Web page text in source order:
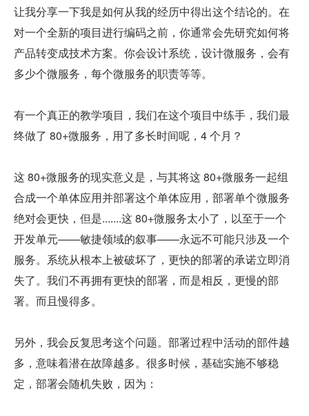
让我分享一下我是如何从我的经历中得出这个结论的。在
对一个全新的项目进行编码之前，你通常会先研究如何将
产品转变成技术方案。你会设计系统，设计微服务，会有
多少个微服务，每个微服务的职责等等。
有一个真正的教学项目，我们在这个项目中练手，我们最
终做了 80+微服务，用了多长时间呢，4 个月？
这 80+微服务的现实意义是，与其将这 80+微服务一起组
合成一个单体应用并部署这个单体应用，部署单个微服务
绝对会更快，但是.......这 80+微服务太小了，以至于一个
开发单元——敏捷领域的叙事——永远不可能只涉及一个
服务。系统从根本上被破坏了，更快的部署的承诺立即消
失了。我们不再拥有更快的部署，而是相反，更慢的部
署。而且慢得多。
另外，我会反复思考这个问题。部署过程中活动的部件越
多，意味着潜在故障越多。很多时候，基础实施不够稳
定，部署会随机失败，因为：